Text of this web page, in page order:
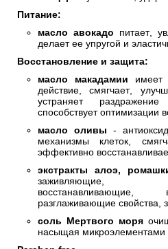
Питание:
масло авокадо питает,
делает ее упругой и
Восстановление и защита:
масло макадамии имеет
действие, смягчает,
устраняет
способствует оптимизации
масло оливы -
механизмы клеток,
эффективно
экстракты алоэ,
заживляющие,
восстанавливающие,
разглаживающие свойства,
соль Мертвого моря
насыщая микроэлементами